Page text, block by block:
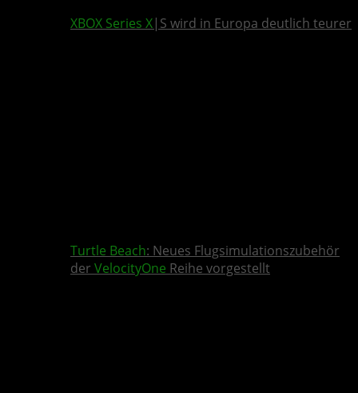
XBOX Series X|S wird in Europa deutlich teurer
Turtle Beach: Neues Flugsimulationszubehör
der VelocityOne Reihe vorgestellt